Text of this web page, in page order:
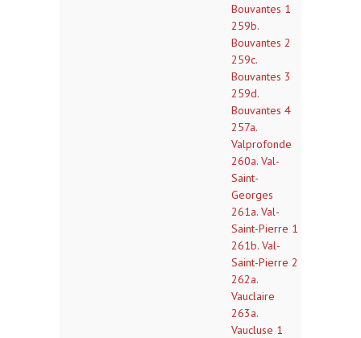
Bouvantes 1
259b.
Bouvantes 2
259c.
Bouvantes 3
259d.
Bouvantes 4
257a.
Valprofonde
260a. Val-
Saint-
Georges
261a. Val-
Saint-Pierre 1
261b. Val-
Saint-Pierre 2
262a.
Vauclaire
263a.
Vaucluse 1